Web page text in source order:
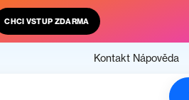
CHCI VSTUP ZDARMA
Kontakt Nápověda